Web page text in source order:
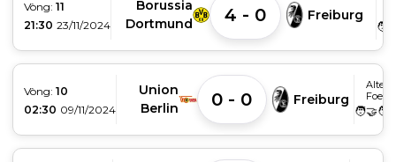
Vòng: 11
21:30 23/11/2024
Borussia
Dortmund
4 - 0 Freiburg
Vòng: 10
02:30 09/11/2024
Union
Berlin
0 - 0 Freiburg
Alte
🧑‍🤝‍🧑